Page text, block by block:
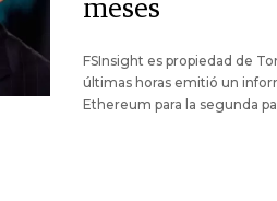
meses
FSInsight es propiedad de
últimas horas emitió un
Ethereum para la segunda